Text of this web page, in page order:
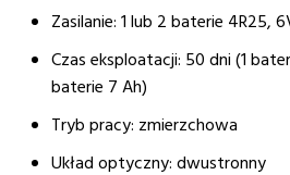
Zasilanie: 1 lub 2 baterie 4R25,
Czas eksploatacji: 50 dni (1
baterie 7 Ah)
Tryb pracy: zmierzchowa
Układ optyczny: dwustronny